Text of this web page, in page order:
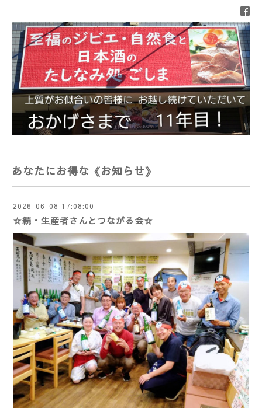
あなたにお得な《お知らせ》
2026-06-08 17:08:00
☆続・生産者さんとつながる会☆